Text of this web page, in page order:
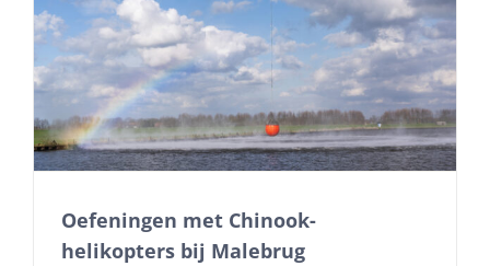
Oefeningen met Chinook-
helikopters bij Malebrug